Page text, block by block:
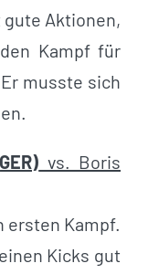
Aktionen,
Kampf für
musste sich
vs. Boris
ersten Kampf.
Kicks gut